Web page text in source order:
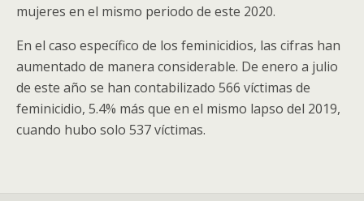
mujeres en el mismo periodo de este 2020.
En el caso específico de los feminicidios, las cifras han
aumentado de manera considerable. De enero a julio
de este año se han contabilizado 566 víctimas de
feminicidio, 5.4% más que en el mismo lapso del 2019,
cuando hubo solo 537 víctimas.